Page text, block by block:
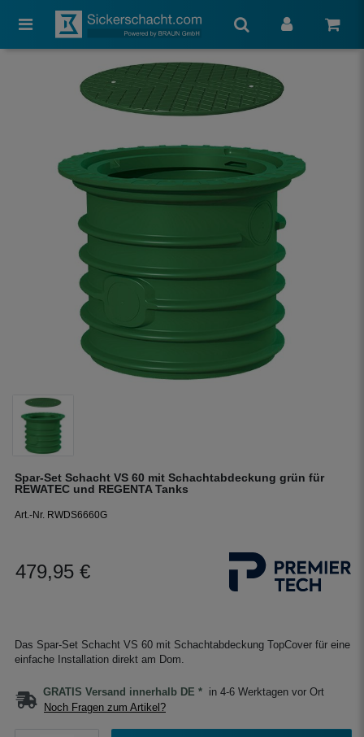
Spar-Set Schacht VS 60 mit Schachtabdeckung grün für
REWATEC und REGENTA Tanks
Art.-Nr. RWDS6660G
479,95 €
Das Spar-Set Schacht VS 60 mit Schachtabdeckung TopCover für eine
einfache Installation direkt am Dom.
GRATIS Versand innerhalb DE *
in 4-6 Werktagen vor Ort
Noch Fragen zum Artikel?